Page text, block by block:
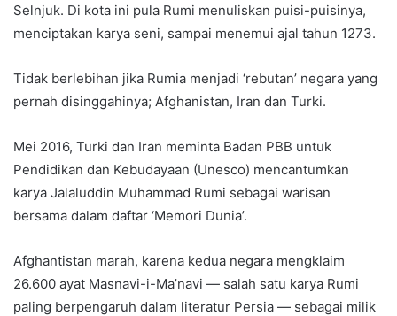
Selnjuk. Di kota ini pula Rumi menuliskan puisi-puisinya,
menciptakan karya seni, sampai menemui ajal tahun 1273.
Tidak berlebihan jika Rumia menjadi ‘rebutan’ negara yang
pernah disinggahinya; Afghanistan, Iran dan Turki.
Mei 2016, Turki dan Iran meminta Badan PBB untuk
Pendidikan dan Kebudayaan (Unesco) mencantumkan
karya Jalaluddin Muhammad Rumi sebagai warisan
bersama dalam daftar ‘Memori Dunia’.
Afghantistan marah, karena kedua negara mengklaim
26.600 ayat Masnavi-i-Ma’navi — salah satu karya Rumi
paling berpengaruh dalam literatur Persia — sebagai milik